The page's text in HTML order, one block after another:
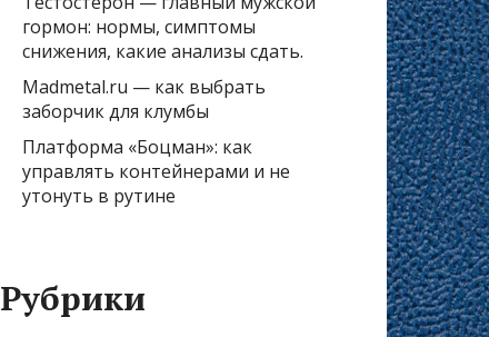
гормон: нормы, симптомы
снижения, какие анализы сдать.
Madmetal.ru — как выбрать
заборчик для клумбы
Платформа «Боцман»: как
управлять контейнерами и не
утонуть в рутине
Рубрики